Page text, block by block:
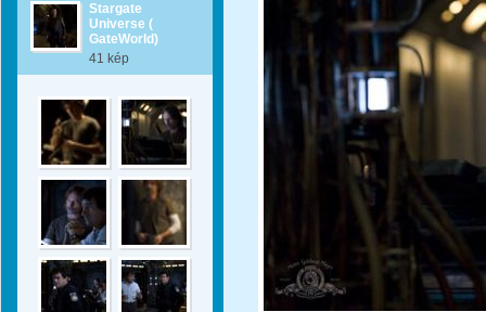
Stargate
Universe (
GateWorld)
41 kép